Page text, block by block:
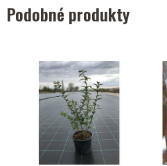
Podobné produkty